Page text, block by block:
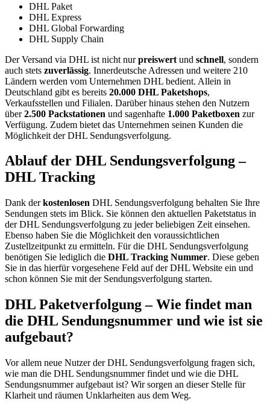
DHL Paket
DHL Express
DHL Global Forwarding
DHL Supply Chain
Der Versand via DHL ist nicht nurpreiswert und schnell, sondern
auch stets zuverlässig. Innerdeutsche Adressen und weitere 210
Ländern werden vom Unternehmen DHL bedient. Allein in
Deutschland gibt es bereits 20.000 DHL Paketshops,
Verkaufsstellen und Filialen. Darüber hinaus stehen den Nutzern
über2.500 Packstationen und sagenhafte 1.000 Paketboxen zur
Verfügung. Zudem bietet das Unternehmen seinen Kunden die
Möglichkeit der DHL Sendungsverfolgung.
Ablauf der DHL Sendungsverfolgung –
DHL Tracking
Dank derkostenlosen DHL Sendungsverfolgung behalten Sie Ihre
Sendungen stets im Blick. Sie können den aktuellen Paketstatus in
der DHL Sendungsverfolgung zu jeder beliebigen Zeit einsehen.
Ebenso haben Sie die Möglichkeit den voraussichtlichen
Zustellzeitpunkt zu ermitteln. Für die DHL Sendungsverfolgung
benötigen Sie lediglich die DHL Tracking Nummer. Diese geben
Sie in das hierfür vorgesehene Feld auf der DHL Website ein und
schon können Sie mit der Sendungsverfolgung starten.
DHL Paketverfolgung – Wie findet man
die DHL Sendungsnummer und wie ist sie
aufgebaut?
Vor allem neue Nutzer der DHL Sendungsverfolgung fragen sich,
wie man die DHL Sendungsnummer findet und wie die DHL
Sendungsnummer aufgebaut ist? Wir sorgen an dieser Stelle für
Klarheit und räumen Unklarheiten aus dem Weg.